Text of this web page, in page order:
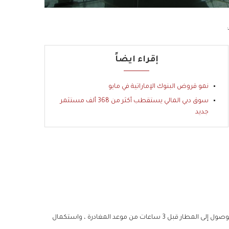
إقراء ايضاً
نمو قروض البنوك الإماراتية في مايو
سوق دبي المالي يستقطب أكثر من 368 ألف مستثمر
جديد
ويحث المطار المسافرين على استخدام البوابات الذكية لتسريع الإجراءات ، والوصول إلى المطار قبل 3 ساعات من موعد المغادرة ، واستكمال